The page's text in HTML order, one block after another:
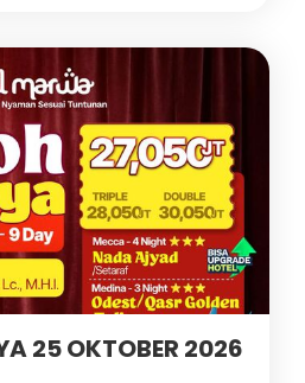
25 OKTOBER 2026